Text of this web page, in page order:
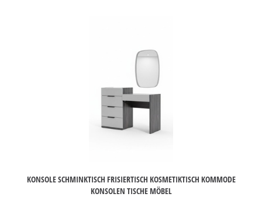
KONSOLE SCHMINKTISCH FRISIERTISCH KOSMETIKTISCH KOMMODE
KONSOLEN TISCHE MÖBEL